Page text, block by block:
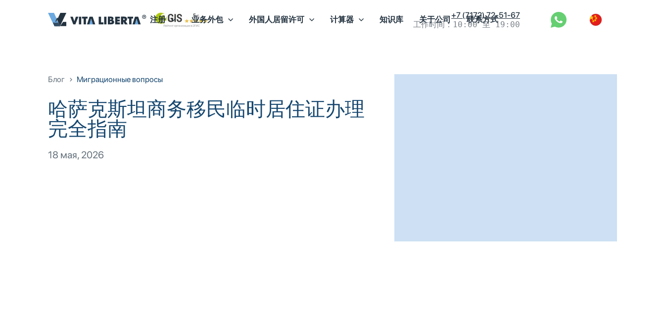
注册 业务外包 外国人居留许可 计算器 知识库 关于公司 联系方式
+7 (7172) 72-51-67
工作时间：10:00 至 19:00
Блог Миграционные вопросы
哈萨克斯坦商务移民临时居住证办理
完全指南
18 мая, 2026